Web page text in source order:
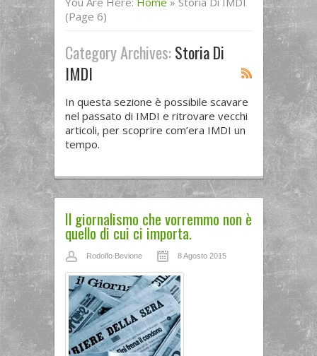
(Page 6)
Category Archives:Storia Di
IMDI
In questa sezione è possibile scavare
nel passato di IMDI e ritrovare vecchi
articoli, per scoprire com’era IMDI un
tempo.
Il giornalismo che vorremmo non è
quello di cui ci importa.
Rodolfo Bevione 8 Agosto 2015